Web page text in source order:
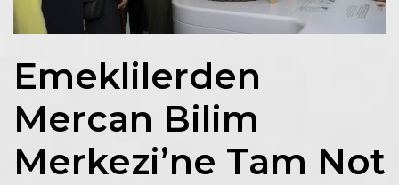
Emeklilerden
Mercan Bilim
Merkezi’ne Tam Not